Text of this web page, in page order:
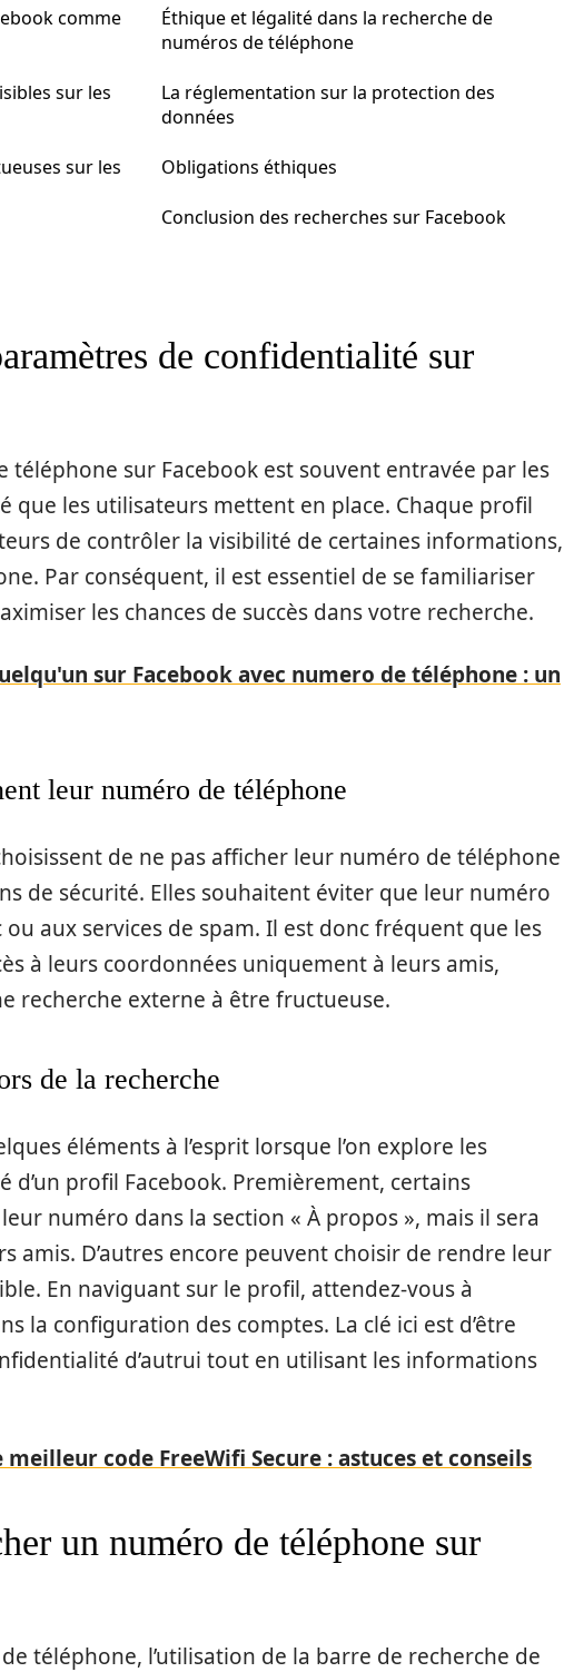
comme
sur les
sur les
Éthique et légalité dans la recherche de
numéros de téléphone
La réglementation sur la protection des
données
Obligations éthiques
Conclusion des recherches sur Facebook
de confidentialité sur
téléphone sur Facebook est souvent entravée par les
que les utilisateurs mettent en place. Chaque profil
de contrôler la visibilité de certaines informations,
Par conséquent, il est essentiel de se familiariser
les chances de succès dans votre recherche.
sur Facebook avec numero de téléphone : un
leur numéro de téléphone
de ne pas afficher leur numéro de téléphone
de sécurité. Elles souhaitent éviter que leur numéro
aux services de spam. Il est donc fréquent que les
à leurs coordonnées uniquement à leurs amis,
recherche externe à être fructueuse.
de la recherche
éléments à l’esprit lorsque l’on explore les
profil Facebook. Premièrement, certains
numéro dans la section « À propos », mais il sera
amis. D’autres encore peuvent choisir de rendre leur
En naviguant sur le profil, attendez-vous à
la configuration des comptes. La clé ici est d’être
d’autrui tout en utilisant les informations
code FreeWifi Secure : astuces et conseils
un numéro de téléphone sur
téléphone, l’utilisation de la barre de recherche de